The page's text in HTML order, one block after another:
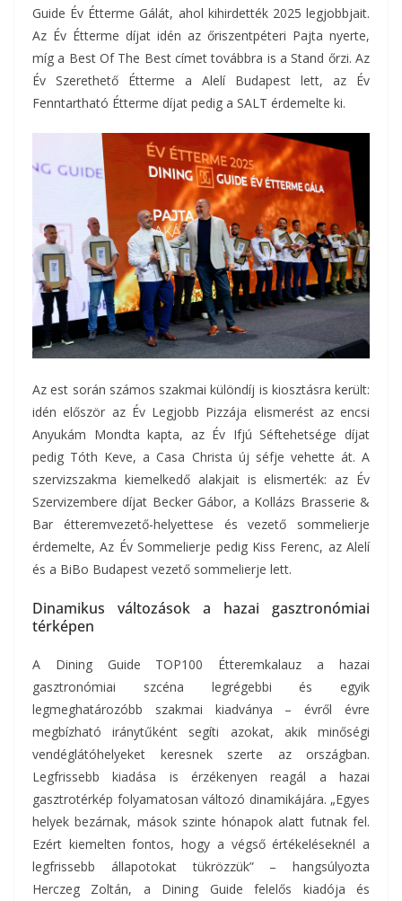
Guide Év Étterme Gálát, ahol kihirdették 2025 legjobbjait.
Az Év Étterme díjat idén az őriszentpéteri Pajta nyerte,
míg a Best Of The Best címet továbbra is a Stand őrzi. Az
Év Szerethető Étterme a Alelí Budapest lett, az Év
Fenntartható Étterme díjat pedig a SALT érdemelte ki.
Az est során számos szakmai különdíj is kiosztásra került:
idén először az Év Legjobb Pizzája elismerést az encsi
Anyukám Mondta kapta, az Év Ifjú Séftehetsége díjat
pedig Tóth Keve, a Casa Christa új séfje vehette át. A
szervizszakma kiemelkedő alakjait is elismerték: az Év
Szervizembere díjat Becker Gábor, a Kollázs Brasserie &
Bar étteremvezető-helyettese és vezető sommelierje
érdemelte, Az Év Sommelierje pedig Kiss Ferenc, az Alelí
és a BiBo Budapest vezető sommelierje lett.
Dinamikus változások a hazai gasztronómiai
térképen
A Dining Guide TOP100 Étteremkalauz a hazai
gasztronómiai szcéna legrégebbi és egyik
legmeghatározóbb szakmai kiadványa – évről évre
megbízható iránytűként segíti azokat, akik minőségi
vendéglátóhelyeket keresnek szerte az országban.
Legfrissebb kiadása is érzékenyen reagál a hazai
gasztrotérkép folyamatosan változó dinamikájára. „Egyes
helyek bezárnak, mások szinte hónapok alatt futnak fel.
Ezért kiemelten fontos, hogy a végső értékeléseknél a
legfrissebb állapotokat tükrözzük” – hangsúlyozta
Herczeg Zoltán, a Dining Guide felelős kiadója és